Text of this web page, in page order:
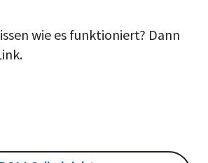
wie es funktioniert? Dann